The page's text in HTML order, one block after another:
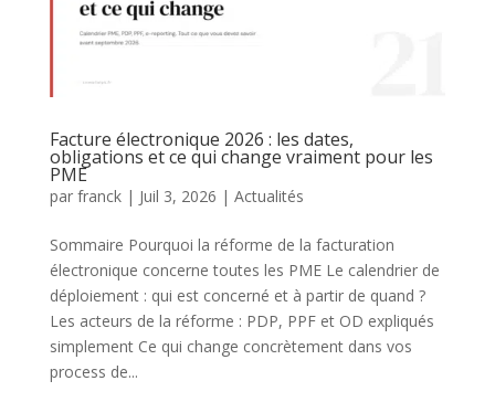
Facture électronique 2026 : les dates,
obligations et ce qui change vraiment pour les
PME
par franck| Juil 3, 2026 | Actualités
Sommaire Pourquoi la réforme de la facturation
électronique concerne toutes les PME Le calendrier de
déploiement : qui est concerné et à partir de quand ?
Les acteurs de la réforme : PDP, PPF et OD expliqués
simplement Ce qui change concrètement dans vos
process de...